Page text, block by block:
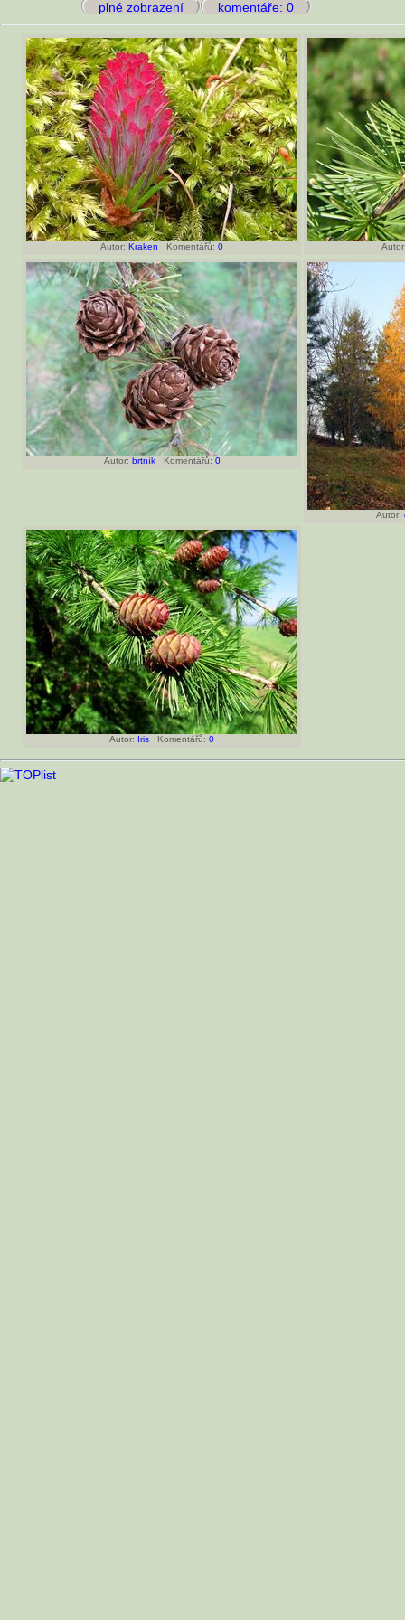
plné zobrazení komentáře: 0
Autor: Kraken Komentářů: 0
Autor: brtníkKomentářů: 0
Autor:
Autor: Iris Komentářů: 0